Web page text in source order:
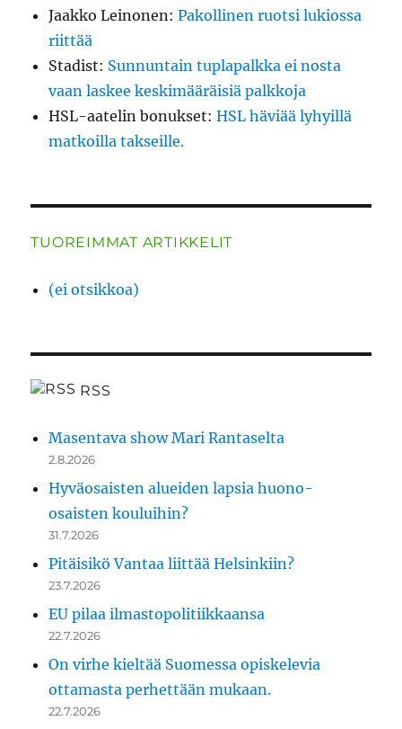
Jaakko Leinonen:Pakollinen ruotsi lukiossa
riittää
Stadist: Sunnuntain tuplapalkka ei nosta
vaan laskee keskimääräisiä palkkoja
HSL-aatelin bonukset:HSL häviää lyhyillä
matkoilla takseille.
TUOREIMMAT ARTIKKELIT
(ei otsikkoa)
RSS
Masentava show Mari Rantaselta
2.8.2026
Hyväosaisten alueiden lapsia huono-
osaisten kouluihin?
31.7.2026
Pitäisikö Vantaa liittää Helsinkiin?
23.7.2026
EU pilaa ilmastopolitiikkaansa
22.7.2026
On virhe kieltää Suomessa opiskelevia
ottamasta perhettään mukaan.
22.7.2026